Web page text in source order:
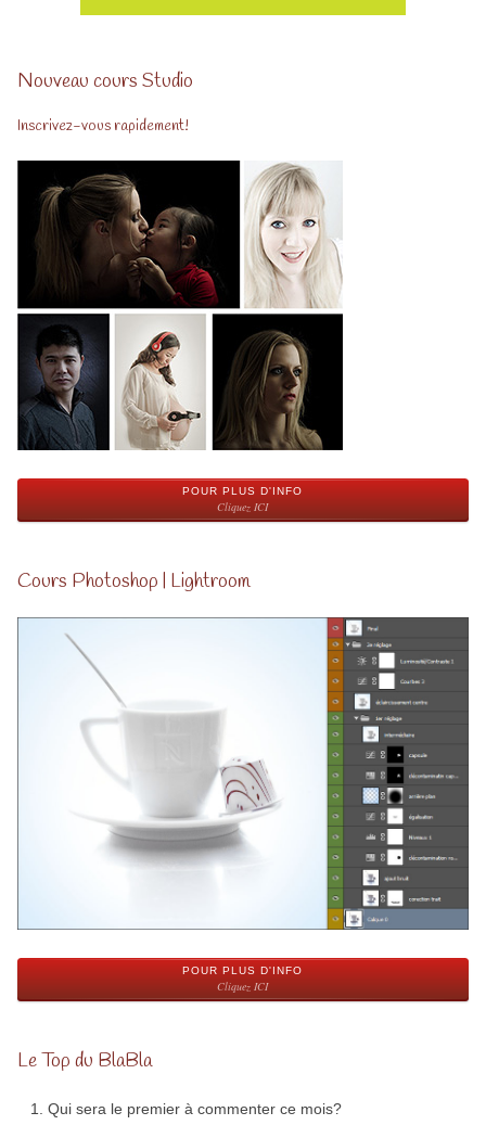
Nouveau cours Studio
Inscrivez-vous rapidement!
POUR PLUS D'INFO
Cliquez ICI
Cours Photoshop | Lightroom
POUR PLUS D'INFO
Cliquez ICI
Le Top du BlaBla
Qui sera le premier à commenter ce mois?